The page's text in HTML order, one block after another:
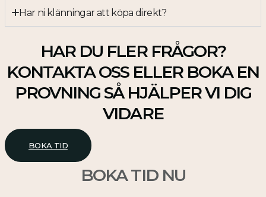
Har ni klänningar att köpa direkt?
HAR DU FLER FRÅGOR?
KONTAKTA OSS ELLER BOKA EN
PROVNING SÅ HJÄLPER VI DIG
VIDARE
BOKA TID
BOKA TID NU